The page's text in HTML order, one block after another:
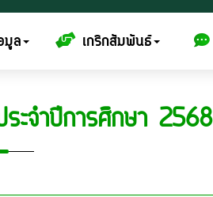
มูล เกริกสัมพันธ์
ระจำปีการศึกษา 2568